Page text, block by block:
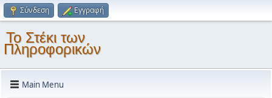
Σύνδεση Εγγραφή
Το Στέκι των
Πληροφορικών
Main Menu